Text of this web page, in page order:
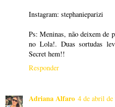
Instagram: stephanieparizi
Ps: Meninas, não deixem de
no Lola!. Duas sortudas
Secret hem!!
Responder
Adriana Alfaro 4 de abril de